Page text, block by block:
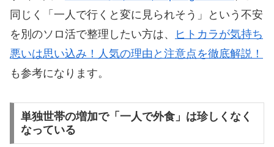
同じく「一人で行くと変に見られそう」という不安
を別のソロ活で整理したい方は、
ヒトカラが気持ち
悪いは思い込み！人気の理由と注意点を徹底解説！
も参考になります。
単独世帯の増加で「一人で外食」は珍しくなく
なっている